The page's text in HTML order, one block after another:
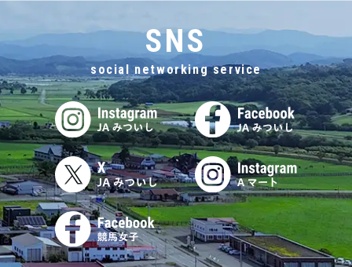
SNS
social networking service